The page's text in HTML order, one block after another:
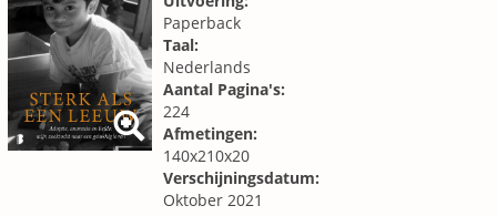
Paperback
Taal:
Nederlands
Aantal Pagina's:
224
Afmetingen:
140x210x20
Verschijningsdatum:
Oktober 2021